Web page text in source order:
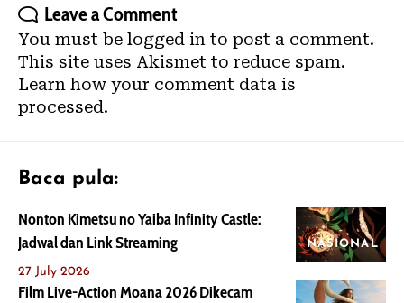
Leave a Comment
You must be logged in to post a comment.
This site uses Akismet to reduce spam.
Learn how your comment data is
processed.
Baca pula:
NASIONAL
Nonton Kimetsu no Yaiba Infinity Castle:
Jadwal dan Link Streaming
27 July 2026
Film Live-Action Moana 2026 Dikecam